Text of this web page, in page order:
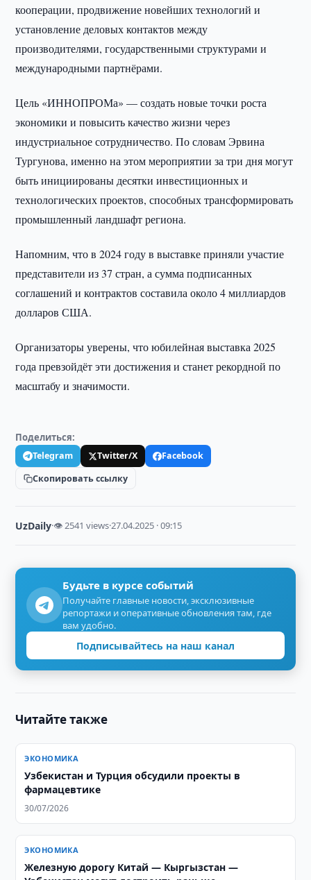
кооперации, продвижение новейших технологий и
установление деловых контактов между
производителями, государственными структурами и
международными партнёрами.
Цель «ИННОПРОМа» — создать новые точки роста
экономики и повысить качество жизни через
индустриальное сотрудничество. По словам Эрвина
Тургунова, именно на этом мероприятии за три дня могут
быть инициированы десятки инвестиционных и
технологических проектов, способных трансформировать
промышленный ландшафт региона.
Напомним, что в 2024 году в выставке приняли участие
представители из 37 стран, а сумма подписанных
соглашений и контрактов составила около 4 миллиардов
долларов США.
Организаторы уверены, что юбилейная выставка 2025
года превзойдёт эти достижения и станет рекордной по
масштабу и значимости.
Поделиться:
Telegram Twitter/X
Facebook
Скопировать ссылку
UzDaily·👁 2541 views·27.04.2025 · 09:15
Будьте в курсе событий
Получайте главные новости, эксклюзивные
репортажи и оперативные обновления там, где
вам удобно.
Подписывайтесь на наш канал
Читайте также
ЭКОНОМИКА
Узбекистан и Турция обсудили проекты в
фармацевтике
30/07/2026
ЭКОНОМИКА
Железную дорогу Китай — Кыргызстан —